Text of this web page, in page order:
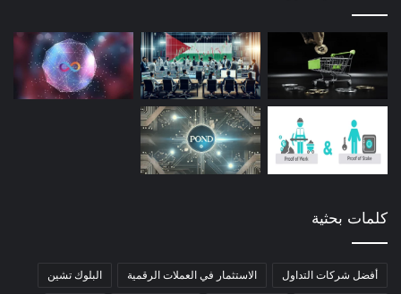
كلمات بحثية
أفضل شركات التداول الاستثمار في العملات الرقمية البلوك تشين